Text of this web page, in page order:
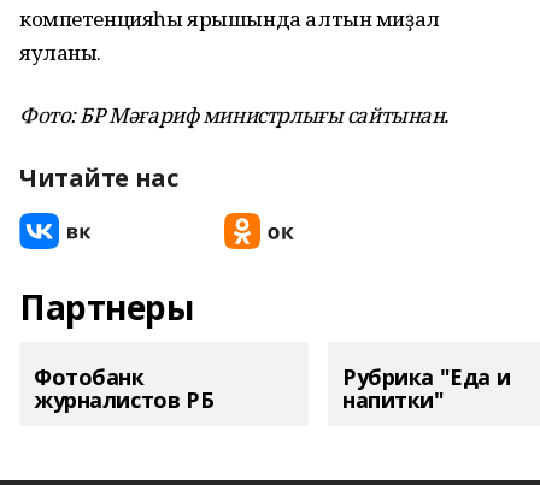
компетенцияһы ярышында алтын миҙал
яуланы.
Фото: БР Мәғариф министрлығы сайтынан.
Читайте нас
Партнеры
Фотобанк
журналистов РБ
Рубрика "Еда и
напитки"